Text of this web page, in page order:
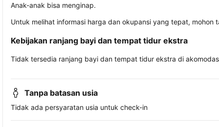
Anak-anak bisa menginap.
Untuk melihat informasi harga dan okupansi yang tepat,
Kebijakan ranjang bayi dan tempat tidur ekstra
Tidak tersedia ranjang bayi dan tempat tidur ekstra di
Tanpa batasan usia
Tidak ada persyaratan usia untuk check-in